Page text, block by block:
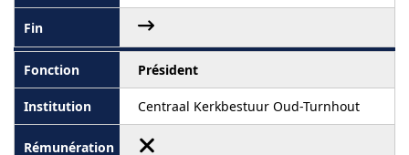
Président
Centraal Kerkbestuur Oud-Turnhout